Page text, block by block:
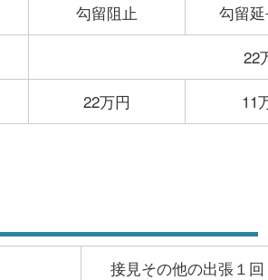
勾留阻止
勾留
22
22万円 11
接見その他の出張１回